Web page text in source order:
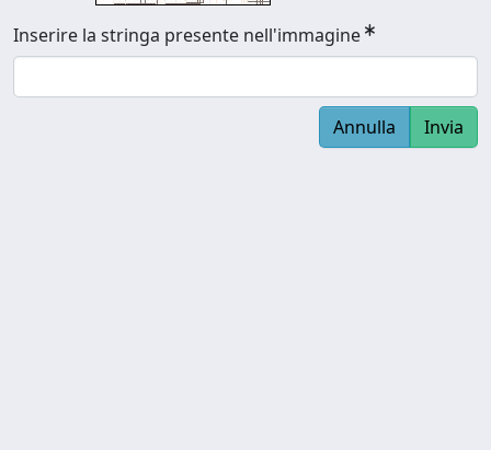
Inserire la stringa presente nell'immagine
Annulla Invia